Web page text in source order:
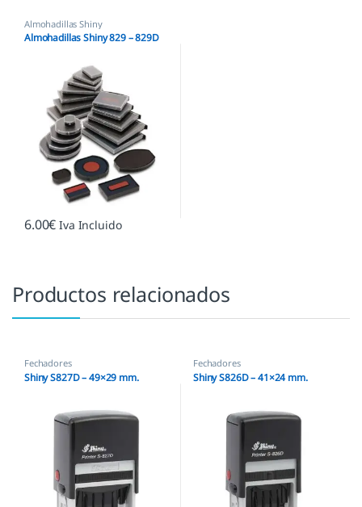
Almohadillas Shiny
Almohadillas Shiny 829 – 829D
6.00€ Iva Incluido
Productos relacionados
Fechadores
Shiny S827D – 49×29 mm.
Fechadores
Shiny S826D – 41×24 mm.